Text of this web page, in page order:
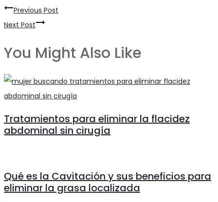
Navegación
de
entradas
Previous Post
Next Post
You Might Also Like
Tratamientos para eliminar la flacidez
abdominal sin cirugía
Qué es la Cavitación y sus beneficios para
eliminar la grasa localizada